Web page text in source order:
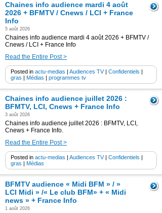
Chaines info audience mardi 4 août
2026 + BFMTV / Cnews / LCI + France
Info
5 août 2026
Chaines info audience mardi 4 août 2026 + BFMTV /
Cnews / LCI + France Info
Read the Entire Post >
Posted in actu-medias | Audiences TV| Confidentiels |
gras | Médias | programmes tv
Chaines info audience juillet 2026 :
BFMTV, LCI, Cnews + France Info
3 août 2026
Chaines info audience juillet 2026 : BFMTV, LCI,
Cnews + France Info.
Read the Entire Post >
Posted in actu-medias | Audiences TV| Confidentiels |
gras | Médias
BFMTV audience « Midi BFM » / »
LCI Midi » /« Le club BFM» + « Midi
news » + France Info
1 août 2026